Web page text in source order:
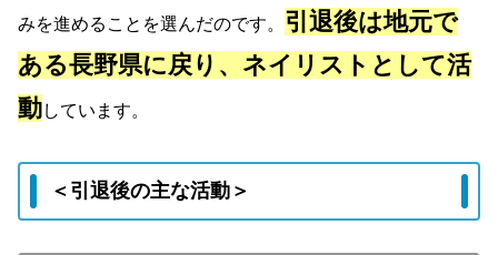
みを進めることを選んだのです。 引退後は地元で
ある長野県に戻り、ネイリストとして活
動しています。
＜引退後の主な活動＞